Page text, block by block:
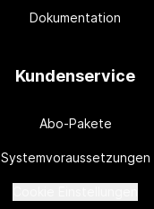
Dokumentation
Kundenservice
Abo-Pakete
Systemvoraussetzungen